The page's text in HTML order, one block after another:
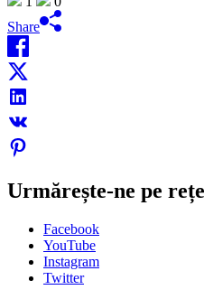
Share
Urmărește-ne pe
Facebook
YouTube
Instagram
Twitter